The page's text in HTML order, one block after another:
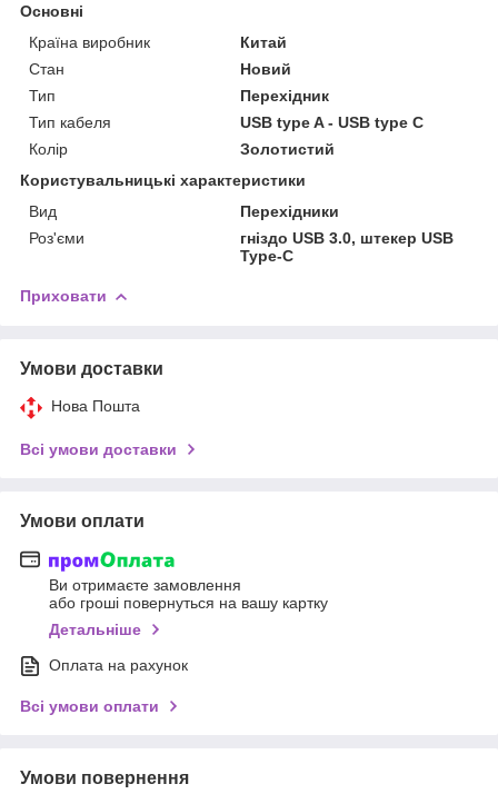
Основні
Країна виробник
Китай
Стан
Новий
Тип
Перехідник
Тип кабеля
USB type A - USB type C
Колір
Золотистий
Користувальницькі характеристики
Вид
Перехідники
Роз'єми
гніздо USB 3.0, штекер USB
Type-C
Приховати
Умови доставки
Нова Пошта
Всі умови доставки
Умови оплати
Ви отримаєте замовлення
або гроші повернуться на вашу картку
Детальніше
Оплата на рахунок
Всі умови оплати
Умови повернення